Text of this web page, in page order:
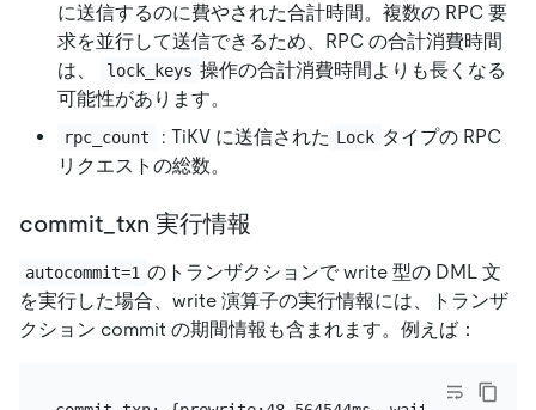
に送信するのに費やされた合計時間。複数の RPC 要
求を並行して送信できるため、RPC の合計消費時間
は、
lock_keys 操作の合計消費時間よりも長くなる
可能性があります。
rpc_count : TiKV に送信された Lock タイプの RPC
リクエストの総数。
commit_txn 実行情報
autocommit=1 のトランザクションで write 型の DML 文
を実行した場合、write 演算子の実行情報には、トランザ
クション commit の期間情報も含まれます。例えば：